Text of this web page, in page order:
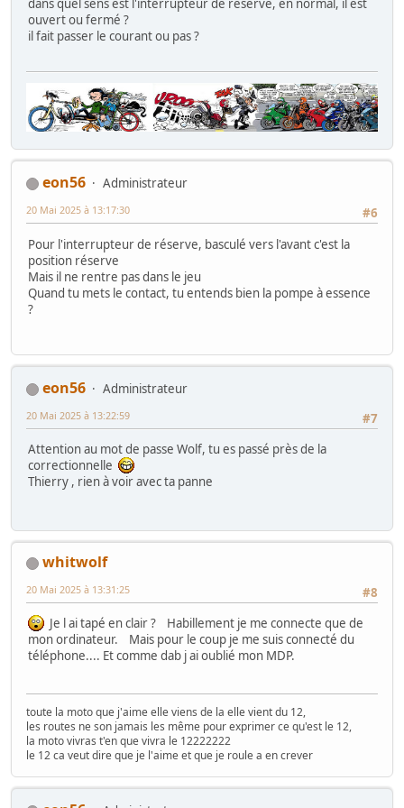
dans quel sens est l'interrupteur de réserve, en normal, il est
ouvert ou fermé ?
il fait passer le courant ou pas ?
eon56
Administrateur
#6
20 Mai 2025 à 13:17:30
Pour l'interrupteur de réserve, basculé vers l'avant c'est la
position réserve
Mais il ne rentre pas dans le jeu
Quand tu mets le contact, tu entends bien la pompe à essence
?
eon56
Administrateur
#7
20 Mai 2025 à 13:22:59
Attention au mot de passe Wolf, tu es passé près de la
correctionnelle
Thierry , rien à voir avec ta panne
whitwolf
#8
20 Mai 2025 à 13:31:25
Je l ai tapé en clair ? Habillement je me connecte que de
mon ordinateur. Mais pour le coup je me suis connecté du
téléphone.... Et comme dab j ai oublié mon MDP.
toute la moto que j'aime elle viens de la elle vient du 12,
les routes ne son jamais les même pour exprimer ce qu'est le 12,
la moto vivras t'en que vivra le 12222222
le 12 ca veut dire que je l'aime et que je roule a en crever